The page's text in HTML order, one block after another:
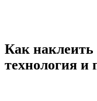
Как
технология и